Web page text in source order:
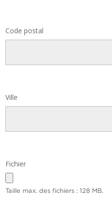
Code postal
Ville
Fichier
Taille max. des fichiers : 128 MB.